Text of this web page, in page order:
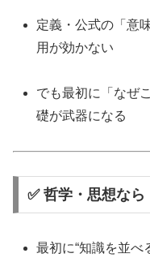
定義・公式の「意
用が効かない
でも最初に「なぜ
礎が武器になる
✅ 哲学・思想なら
最初に“知識を並べ